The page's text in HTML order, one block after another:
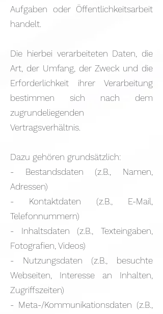
Aufgaben oder Öffentlichkeitsarbeit
handelt.
Die hierbei verarbeiteten Daten, die
Art, der Umfang, der Zweck und die
Erforderlichkeit ihrer Verarbeitung
bestimmen sich nach dem
zugrundeliegenden
Vertragsverhältnis.
Dazu gehören grundsätzlich:
- Bestandsdaten (z.B., Namen,
Adressen)
- Kontaktdaten (z.B., E-Mail,
Telefonnummern)
- Inhaltsdaten (z.B., Texteingaben,
Fotografien, Videos)
- Nutzungsdaten (z.B., besuchte
Webseiten, Interesse an Inhalten,
Zugriffszeiten)
- Meta-/Kommunikationsdaten (z.B.,